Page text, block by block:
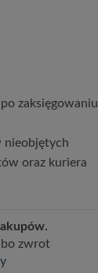
zaksięgowaniu
nieobjętych
oraz kuriera
zwrot